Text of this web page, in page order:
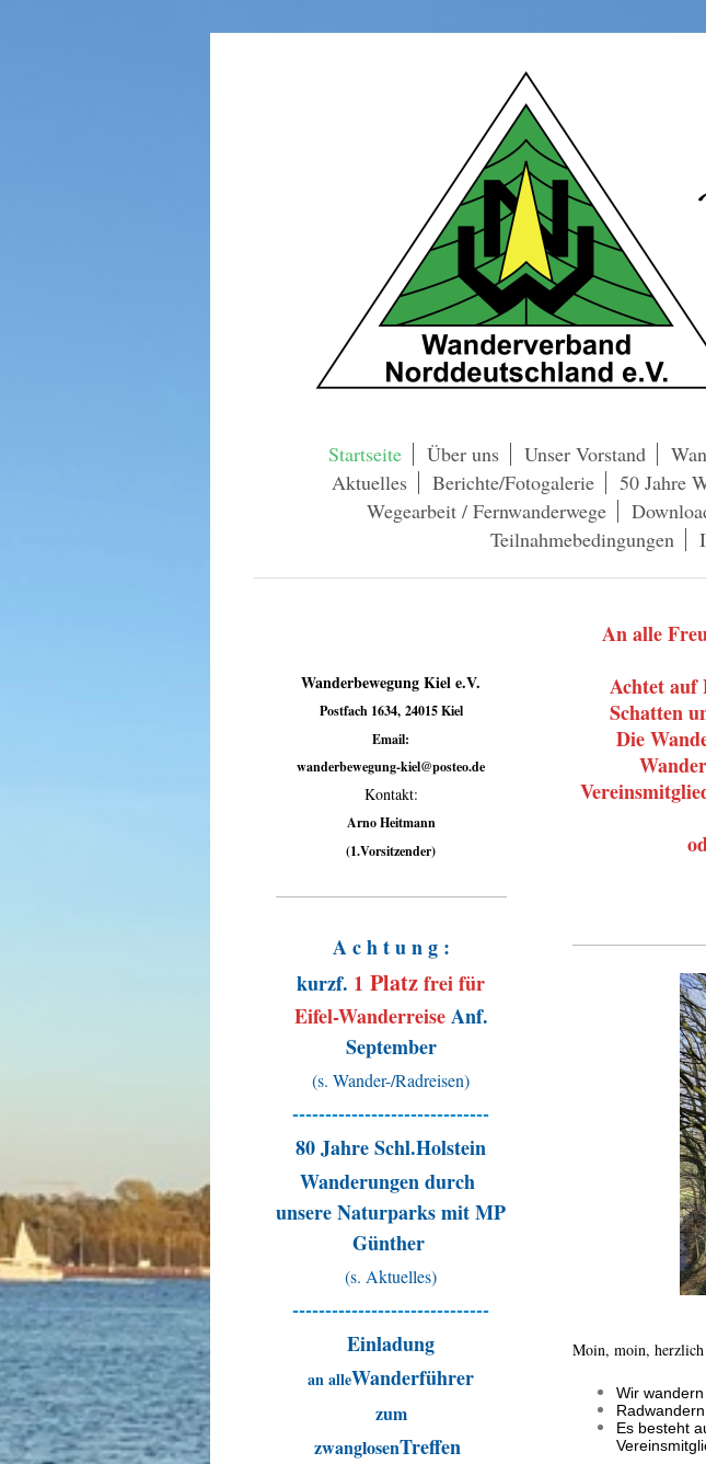
Startseite Über uns Unser Vorstand
Aktuelles
Berichte/Fotogalerie 50 Jahre
Wegearbeit / Fernwanderwege
Teilnahmebedingungen
An alle
Achtet auf
Schatten
Die
Moin, moin, herzlich
Wir
Es besteht
Wanderbewegung Kiel e.V.
Postfach 1634, 24015 Kiel
Email:
wanderbewegung-kiel@posteo.de
Kontakt:
Arno Heitmann
(1.Vorsitzender)
A c h t u n g :
kurzf. 1Platzfrei für
Eifel-WanderreiseAnf.
September
(s. Wander-/Radreisen)
------------------------------
80 Jahre Schl.Holstein
Wanderungen durch
unsere Naturparks mit MP
Günther
(s. Aktuelles)
------------------------------
Einladung
an alleWanderführer
zum
zwanglosenTreffen